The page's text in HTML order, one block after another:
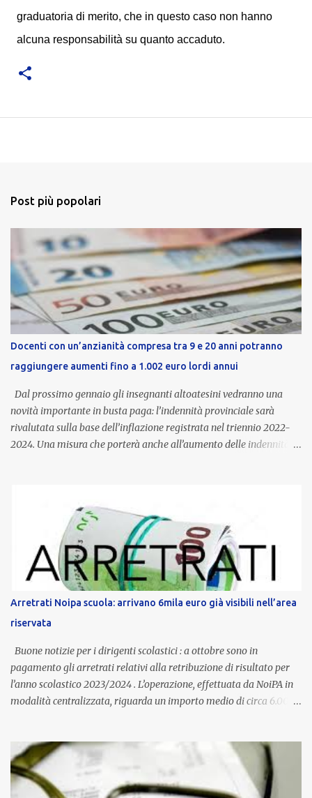
graduatoria di merito, che in questo caso non hanno
alcuna responsabilità su quanto accaduto.
Post più popolari
Docenti con un’anzianità compresa tra 9 e 20 anni potranno
raggiungere aumenti fino a 1.002 euro lordi annui
Dal prossimo gennaio gli insegnanti altoatesini vedranno una
novità importante in busta paga: l’indennità provinciale sarà
rivalutata sulla base dell’inflazione registrata nel triennio 2022-
2024. Una misura che porterà anche all’aumento delle indennità di
dedicato alle donne vittime di violenza di genere, in linea con la
normativa nazionale e con l’obiettivo di offrire maggiore tutela e
supporto in situazioni delicate. L’indennità provinciale per i docenti
è un unicum in Italia: si tratta di una misura esclusiva della
Provincia autonoma di Bolzano, che integra in maniera stabile lo
stipendio nazionale grazie alle prerogative garantite
dall’autonomia locale. Non è un bonus temporaneo né un
compenso accessorio, ma una voce strutturale di retribuzione,
aggiornata periodicamente in base al cost...
Arretrati Noipa scuola: arrivano 6mila euro già visibili nell’area
riservata
Buone notizie per i dirigenti scolastici : a ottobre sono in
pagamento gli arretrati relativi alla retribuzione di risultato per
l’anno scolastico 2023/2024 . L’operazione, effettuata da NoiPA in
modalità centralizzata, riguarda un importo medio di circa 6.000
ordinaria di ottobre . Cos’è la retribuzione di risultato La
retribuzione di risultato rappresenta la parte variabile dello
stipendio dei dirigenti scolastici. Viene corrisposta per valorizzare